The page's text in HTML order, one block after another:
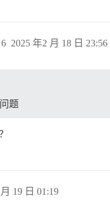
2025 年2 月 18 日 23:56
6
题
19 日 01:19